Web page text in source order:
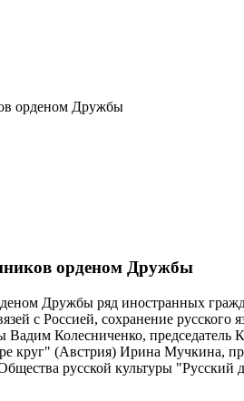
орденом Дружбы
орденом Дружбы
Дружбы ряд иностранных
с Россией, сохранение
Колесниченко, председатель
(Австрия) Ирина Мучкина,
русской культуры